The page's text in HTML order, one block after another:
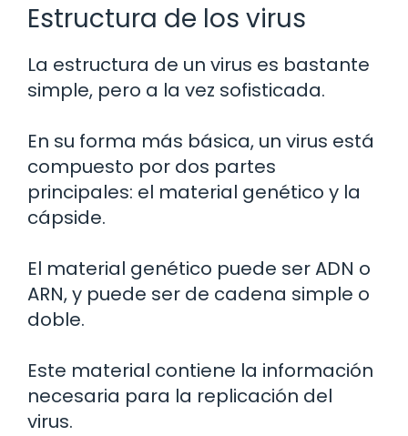
Estructura de los virus
La estructura de un virus es bastante
simple, pero a la vez sofisticada.
En su forma más básica, un virus está
compuesto por dos partes
principales: el material genético y la
cápside.
El material genético puede ser ADN o
ARN, y puede ser de cadena simple o
doble.
Este material contiene la información
necesaria para la replicación del
virus.